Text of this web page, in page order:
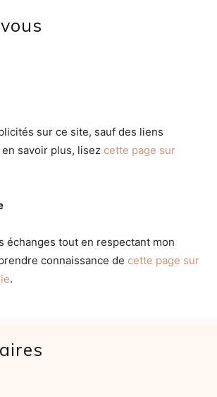
sur ce site, sauf des liens
savoir plus, lisez cette page sur
échanges tout en respectant mon
connaissance de cette page sur
.